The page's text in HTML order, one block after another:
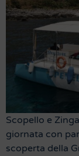
Scopello e
giornata con
scoperta della